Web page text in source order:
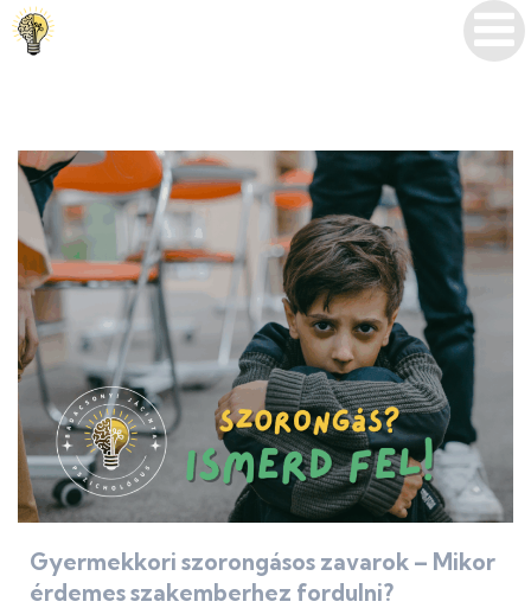
Gyermekkori szorongásos zavarok – Mikor
érdemes szakemberhez fordulni?